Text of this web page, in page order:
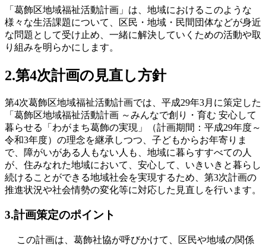
「葛飾区地域福祉活動計画」は、地域におけるこのような
様々な生活課題について、区民・地域・民間団体などが身近
な問題として受け止め、一緒に解決していくための活動や取
り組みを明らかにします。
2.第4次計画の見直し方針
第4次葛飾区地域福祉活動計画では、平成29年3月に策定した
「葛飾区地域福祉活動計画 ～みんなで創り・育む 安心して
暮らせる「わがまち葛飾の実現」（計画期間：平成29年度～
令和3年度）の理念を継承しつつ、子どもからお年寄りま
で、障がいがある人もない人も、地域に暮らすすべての人
が、住みなれた地域において、安心して、いきいきと暮らし
続けることができる地域社会を実現するため、第3次計画の
推進状況や社会情勢の変化等に対応した見直しを行います。
3.計画策定のポイント
この計画は、葛飾社協が呼びかけて、区民や地域の関係